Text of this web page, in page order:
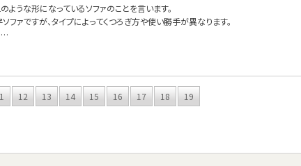
ような形になっているソファのことを言います。
ファですが、タイプによってくつろぎ方や使い勝手が異なります。
12 13 14 15 16 17 18
19